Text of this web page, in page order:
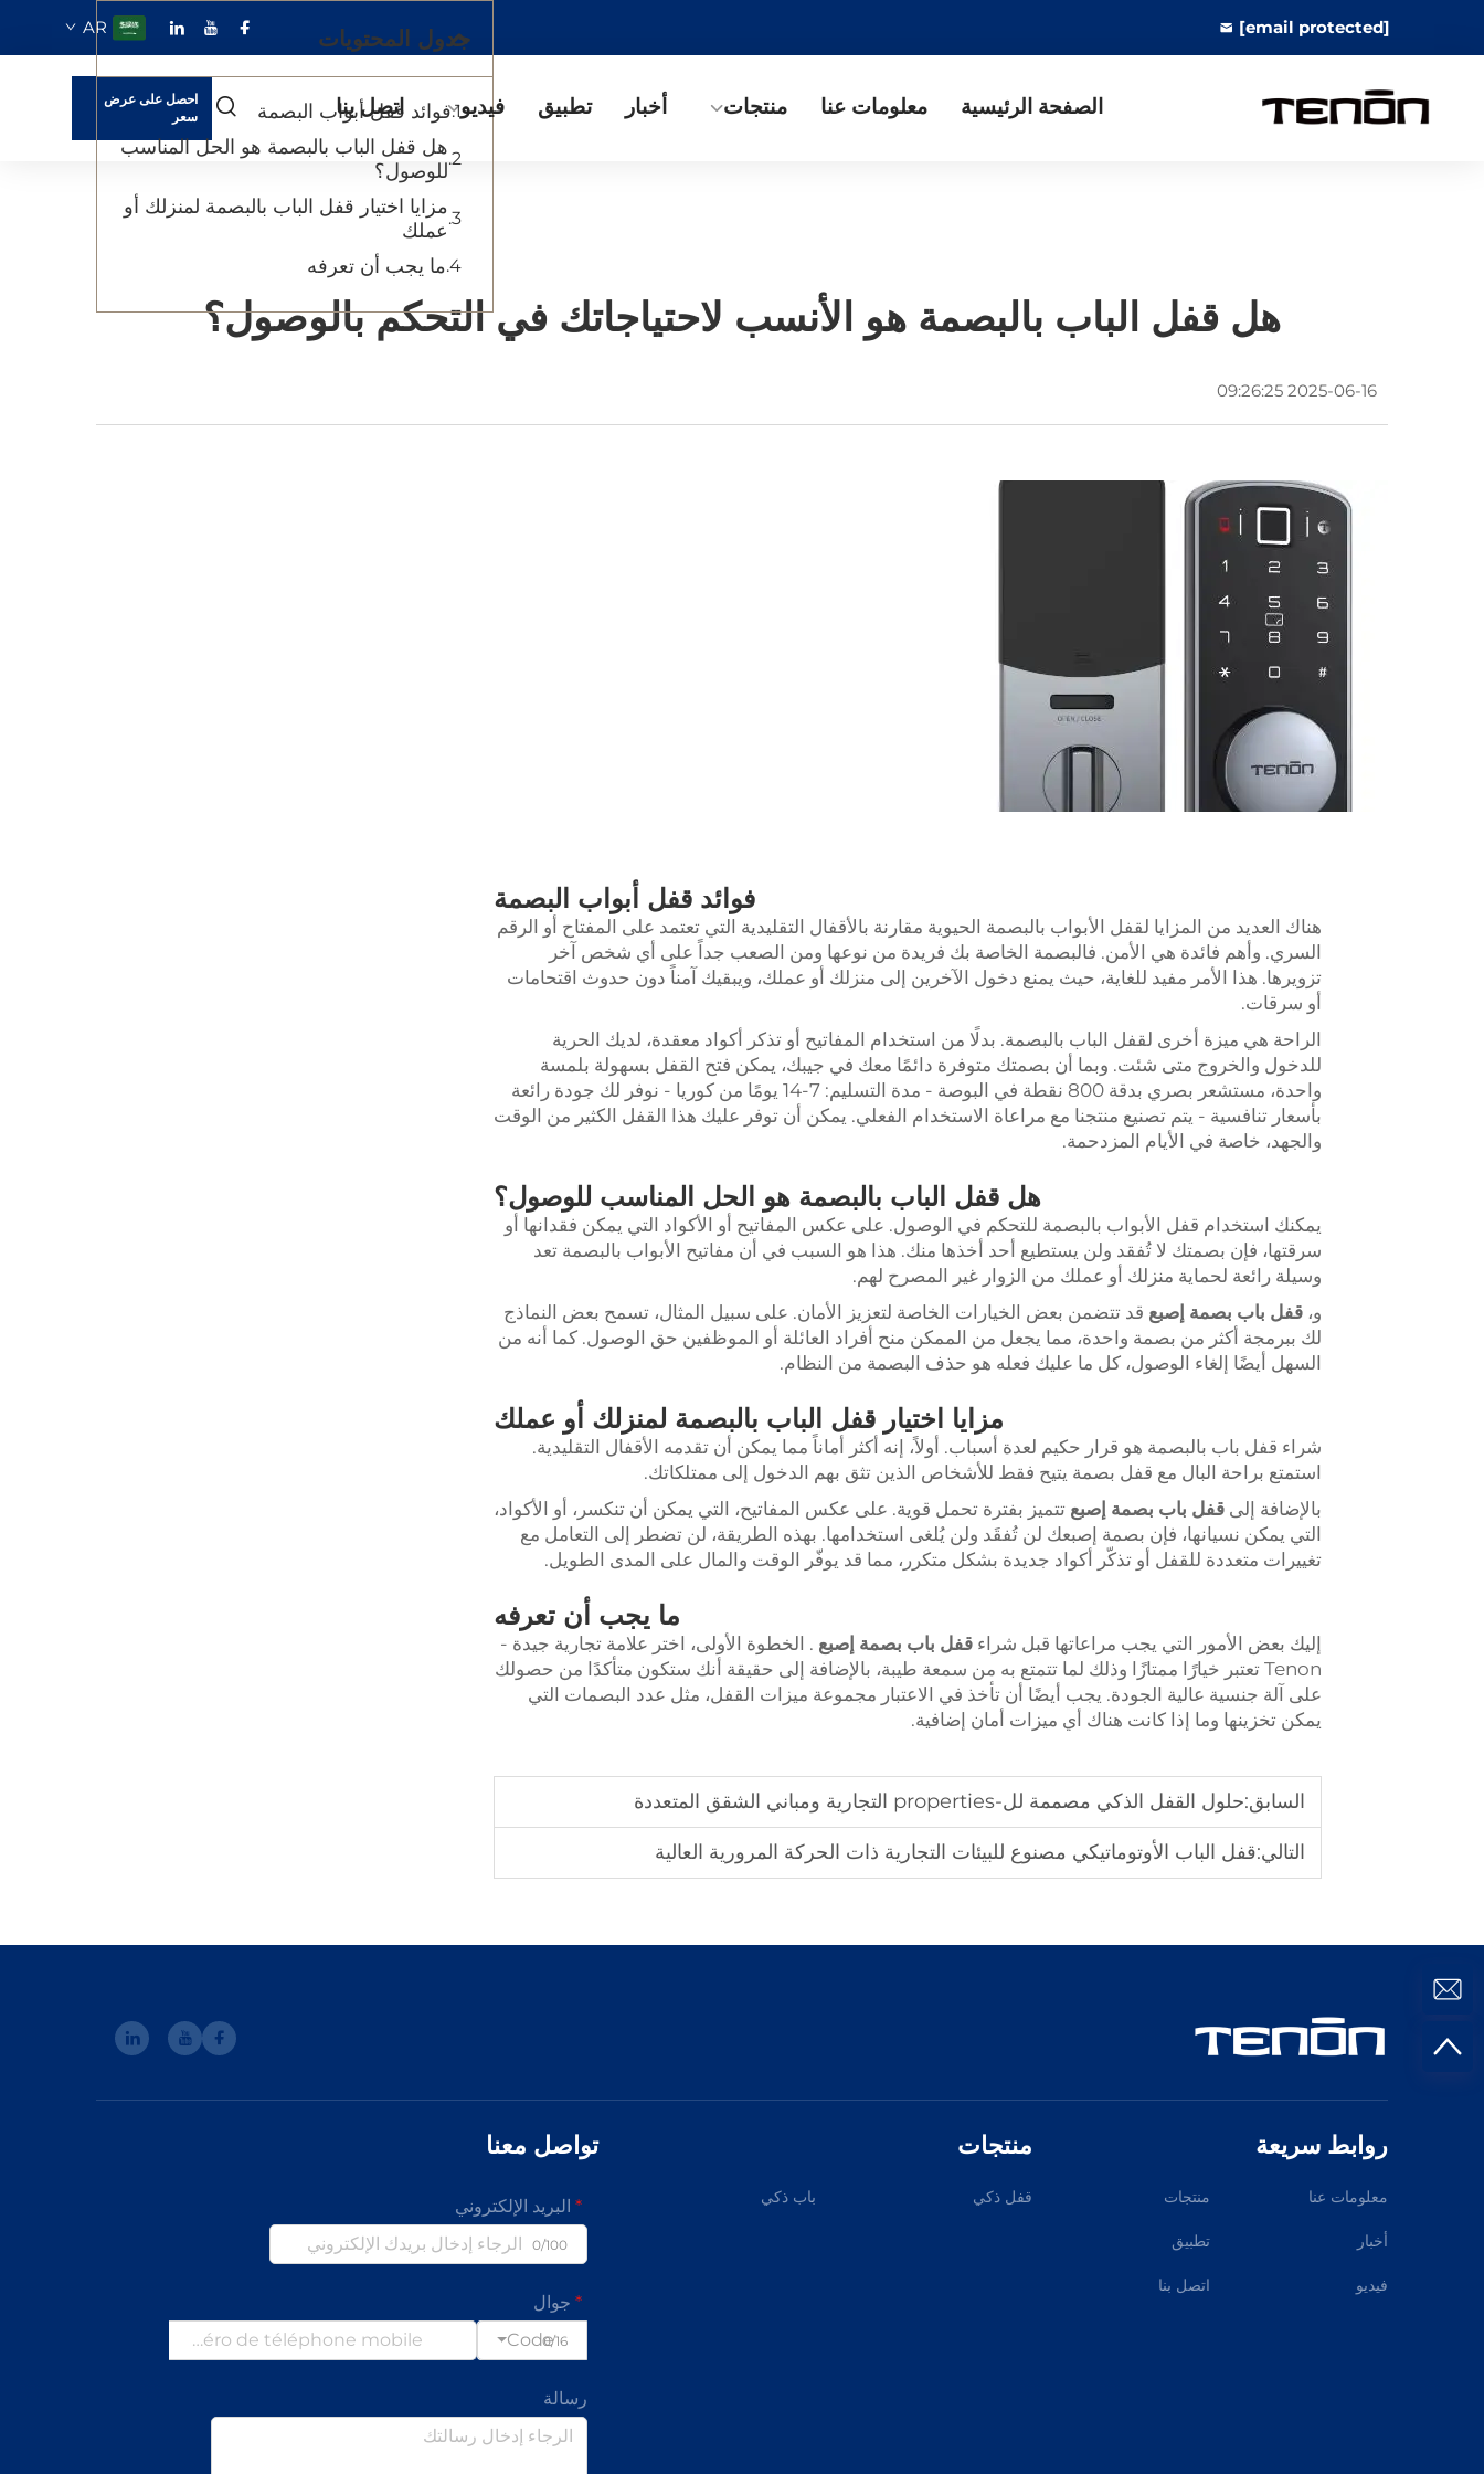
[email protected]
AR
الصفحة الرئيسية معلومات عنا منتجات أخبار تطبيق فيديو اتصل بنا
احصل على عرض
سعر
هل قفل الباب بالبصمة هو الأنسب لاحتياجاتك في التحكم بالوصول؟
2025-06-16 09:26:25
فوائد قفل أبواب البصمة
هناك العديد من المزايا لقفل الأبواب بالبصمة الحيوية مقارنة بالأقفال التقليدية التي تعتمد على المفتاح أو الرقم
السري. وأهم فائدة هي الأمن. فالبصمة الخاصة بك فريدة من نوعها ومن الصعب جداً على أي شخص آخر
تزويرها. هذا الأمر مفيد للغاية، حيث يمنع دخول الآخرين إلى منزلك أو عملك، ويبقيك آمناً دون حدوث اقتحامات
أو سرقات.
الراحة هي ميزة أخرى لقفل الباب بالبصمة. بدلًا من استخدام المفاتيح أو تذكر أكواد معقدة، لديك الحرية
للدخول والخروج متى شئت. وبما أن بصمتك متوفرة دائمًا معك في جيبك، يمكن فتح القفل بسهولة بلمسة
واحدة، مستشعر بصري بدقة 800 نقطة في البوصة - مدة التسليم: 7-14 يومًا من كوريا - نوفر لك جودة رائعة
بأسعار تنافسية - يتم تصنيع منتجنا مع مراعاة الاستخدام الفعلي. يمكن أن توفر عليك هذا القفل الكثير من الوقت
والجهد، خاصة في الأيام المزدحمة.
هل قفل الباب بالبصمة هو الحل المناسب للوصول؟
يمكنك استخدام قفل الأبواب بالبصمة للتحكم في الوصول. على عكس المفاتيح أو الأكواد التي يمكن فقدانها أو
سرقتها، فإن بصمتك لا تُفقد ولن يستطيع أحد أخذها منك. هذا هو السبب في أن مفاتيح الأبواب بالبصمة تعد
وسيلة رائعة لحماية منزلك أو عملك من الزوار غير المصرح لهم.
و، قفل باب بصمة إصبع قد تتضمن بعض الخيارات الخاصة لتعزيز الأمان. على سبيل المثال، تسمح بعض النماذج
لك ببرمجة أكثر من بصمة واحدة، مما يجعل من الممكن منح أفراد العائلة أو الموظفين حق الوصول. كما أنه من
السهل أيضًا إلغاء الوصول، كل ما عليك فعله هو حذف البصمة من النظام.
مزايا اختيار قفل الباب بالبصمة لمنزلك أو عملك
شراء قفل باب بالبصمة هو قرار حكيم لعدة أسباب. أولاً، إنه أكثر أماناً مما يمكن أن تقدمه الأقفال التقليدية.
استمتع براحة البال مع قفل بصمة يتيح فقط للأشخاص الذين تثق بهم الدخول إلى ممتلكاتك.
بالإضافة إلى قفل باب بصمة إصبع تتميز بفترة تحمل قوية. على عكس المفاتيح، التي يمكن أن تنكسر، أو الأكواد،
التي يمكن نسيانها، فإن بصمة إصبعك لن تُفقَد ولن يُلغى استخدامها. بهذه الطريقة، لن تضطر إلى التعامل مع
تغييرات متعددة للقفل أو تذكّر أكواد جديدة بشكل متكرر، مما قد يوفّر الوقت والمال على المدى الطويل.
ما يجب أن تعرفه
إليك بعض الأمور التي يجب مراعاتها قبل شراء قفل باب بصمة إصبع . الخطوة الأولى، اختر علامة تجارية جيدة -
Tenon تعتبر خيارًا ممتازًا وذلك لما تتمتع به من سمعة طيبة، بالإضافة إلى حقيقة أنك ستكون متأكدًا من حصولك
على آلة جنسية عالية الجودة. يجب أيضًا أن تأخذ في الاعتبار مجموعة ميزات القفل، مثل عدد البصمات التي
يمكن تخزينها وما إذا كانت هناك أي ميزات أمان إضافية.
السابق:حلول القفل الذكي مصممة لل-properties التجارية ومباني الشقق المتعددة
التالي:قفل الباب الأوتوماتيكي مصنوع للبيئات التجارية ذات الحركة المرورية العالية
جدول المحتويات
فوائد قفل أبواب البصمة
هل قفل الباب بالبصمة هو الحل المناسب
للوصول؟
مزايا اختيار قفل الباب بالبصمة لمنزلك أو
عملك
ما يجب أن تعرفه
روابط سريعة
معلومات عنا منتجات
أخبار تطبيق
فيديو اتصل بنا
منتجات
قفل ذكي باب ذكي
تواصل معنا
البريد الإلكتروني
0/100
جوال
Code0/16
رسالة